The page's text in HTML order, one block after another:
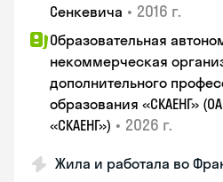
Сенкевича • 2016 г.
Образовательная
некоммерческая
дополнительного
образования «СКАЕНГ»
«СКАЕНГ») • 2026 г.
Жила и работала во